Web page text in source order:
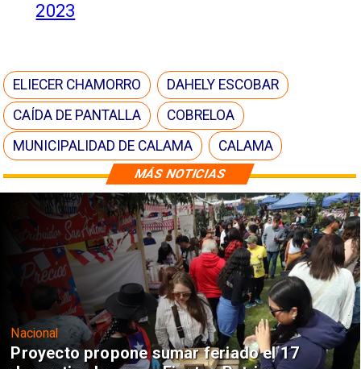
MÁS NOTICIAS
2023
ELIECER CHAMORRO
DAHELY ESCOBAR
CAÍDA DE PANTALLA
COBRELOA
MUNICIPALIDAD DE CALAMA
CALAMA
Nacional
Proyecto propone sumar feriado el 17